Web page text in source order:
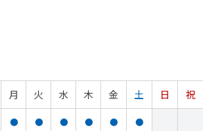
月 火 水 木 金 土 日
祝
● ● ● ● ● ●